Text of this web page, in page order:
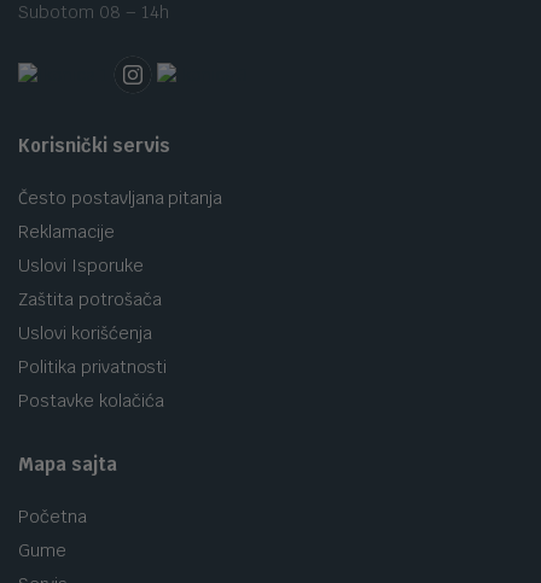
Subotom 08 – 14h
Korisnički servis
Često postavljana pitanja
Reklamacije
Uslovi Isporuke
Zaštita potrošača
Uslovi korišćenja
Politika privatnosti
Postavke kolačića
Mapa sajta
Početna
Gume